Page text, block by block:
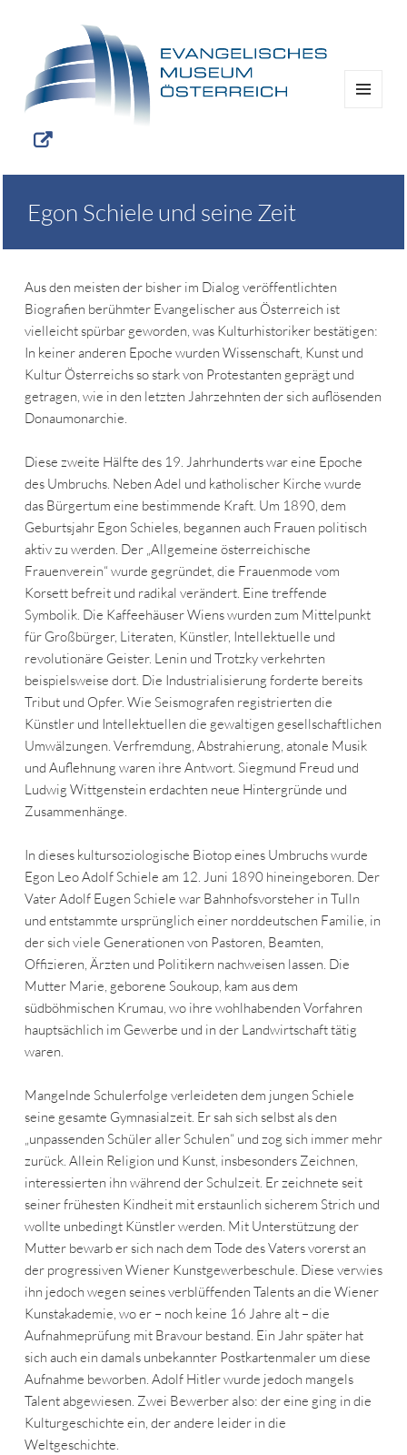
Egon Schiele und seine Zeit
Aus den meisten der bisher im Dialog veröffentlichten
Biografien berühmter Evangelischer aus Österreich ist
vielleicht spürbar geworden, was Kulturhistoriker bestätigen:
In keiner anderen Epoche wurden Wissenschaft, Kunst und
Kultur Österreichs so stark von Protestanten geprägt und
getragen, wie in den letzten Jahrzehnten der sich auflösenden
Donaumonarchie.
Diese zweite Hälfte des 19. Jahrhunderts war eine Epoche
des Umbruchs. Neben Adel und katholischer Kirche wurde
das Bürgertum eine bestimmende Kraft. Um 1890, dem
Geburtsjahr Egon Schieles, begannen auch Frauen politisch
aktiv zu werden. Der „Allgemeine österreichische
Frauenverein“ wurde gegründet, die Frauenmode vom
Korsett befreit und radikal verändert. Eine treffende
Symbolik. Die Kaffeehäuser Wiens wurden zum Mittelpunkt
für Großbürger, Literaten, Künstler, Intellektuelle und
revolutionäre Geister. Lenin und Trotzky verkehrten
beispielsweise dort. Die Industrialisierung forderte bereits
Tribut und Opfer. Wie Seismografen registrierten die
Künstler und Intellektuellen die gewaltigen gesellschaftlichen
Umwälzungen. Verfremdung, Abstrahierung, atonale Musik
und Auflehnung waren ihre Antwort. Siegmund Freud und
Ludwig Wittgenstein erdachten neue Hintergründe und
Zusammenhänge.
In dieses kultursoziologische Biotop eines Umbruchs wurde
Egon Leo Adolf Schiele am 12. Juni 1890 hineingeboren. Der
Vater Adolf Eugen Schiele war Bahnhofsvorsteher in Tulln
und entstammte ursprünglich einer norddeutschen Familie, in
der sich viele Generationen von Pastoren, Beamten,
Offizieren, Ärzten und Politikern nachweisen lassen. Die
Mutter Marie, geborene Soukoup, kam aus dem
südböhmischen Krumau, wo ihre wohlhabenden Vorfahren
hauptsächlich im Gewerbe und in der Landwirtschaft tätig
waren.
Mangelnde Schulerfolge verleideten dem jungen Schiele
seine gesamte Gymnasialzeit. Er sah sich selbst als den
„unpassenden Schüler aller Schulen“ und zog sich immer mehr
zurück. Allein Religion und Kunst, insbesonders Zeichnen,
interessierten ihn während der Schulzeit. Er zeichnete seit
seiner frühesten Kindheit mit erstaunlich sicherem Strich und
wollte unbedingt Künstler werden. Mit Unterstützung der
Mutter bewarb er sich nach dem Tode des Vaters vorerst an
der progressiven Wiener Kunstgewerbeschule. Diese verwies
ihn jedoch wegen seines verblüffenden Talents an die Wiener
Kunstakademie, wo er – noch keine 16 Jahre alt – die
Aufnahmeprüfung mit Bravour bestand. Ein Jahr später hat
sich auch ein damals unbekannter Postkartenmaler um diese
Aufnahme beworben. Adolf Hitler wurde jedoch mangels
Talent abgewiesen. Zwei Bewerber also: der eine ging in die
Kulturgeschichte ein, der andere leider in die
Weltgeschichte.